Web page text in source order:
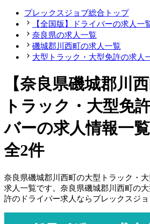
プレックスジョブ総合トップ
【全国版】ドライバーの求人一
奈良県の求人一覧
磯城郡川西町の求人一覧
大型トラック・大型免許の求人
【奈良県磯城郡川
トラック・大型免
バーの求人情報一覧
全2件
奈良県磯城郡川西町の大型トラック・
求人一覧です。 奈良県磯城郡川西町の
許の ドライバー求人ならプレックスジョ